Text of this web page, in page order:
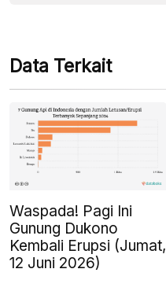
Data Terkait
Waspada! Pagi Ini
Gunung Dukono
Kembali Erupsi (Jumat,
12 Juni 2026)